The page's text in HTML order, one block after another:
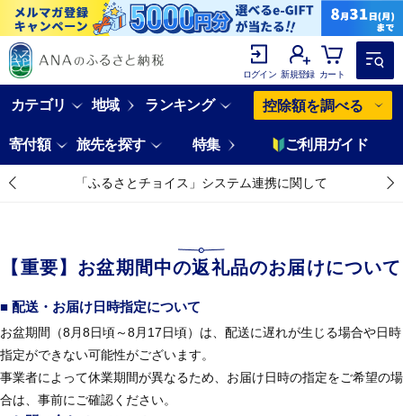
ログイン 新規登録 カート
カテゴリ 地域 ランキング 控除額を調べる
寄付額 旅先を探す 特集 ご利用ガイド
「ふるさとチョイス」システム連携に関して
【重要】お盆期間中の返礼品のお届けについて
■ 配送・お届け日時指定について
お盆期間（8月8日頃～8月17日頃）は、配送に遅れが生じる場合や日時
指定ができない可能性がございます。
事業者によって休業期間が異なるため、お届け日時の指定をご希望の場
合は、事前にご確認ください。